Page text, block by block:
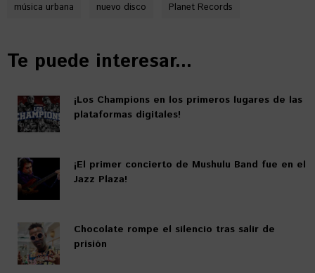
música urbana nuevo disco Planet Records
Te puede interesar...
¡Los Champions en los primeros lugares de las
plataformas digitales!
¡El primer concierto de Mushulu Band fue en el
Jazz Plaza!
Chocolate rompe el silencio tras salir de
prisión